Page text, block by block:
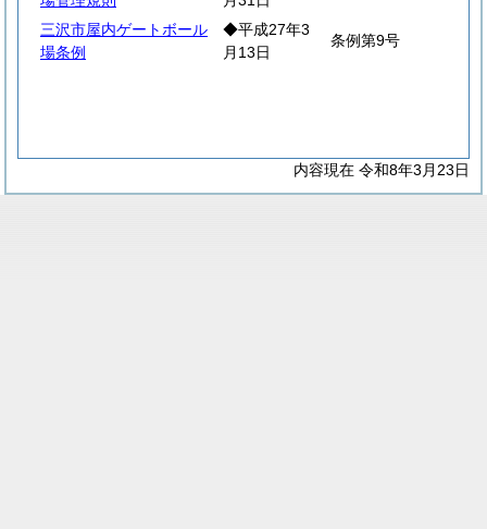
三沢市屋内ゲートボール
場条例
◆平成27年3
月13日
条例第9号
内容現在 令和8年3月23日